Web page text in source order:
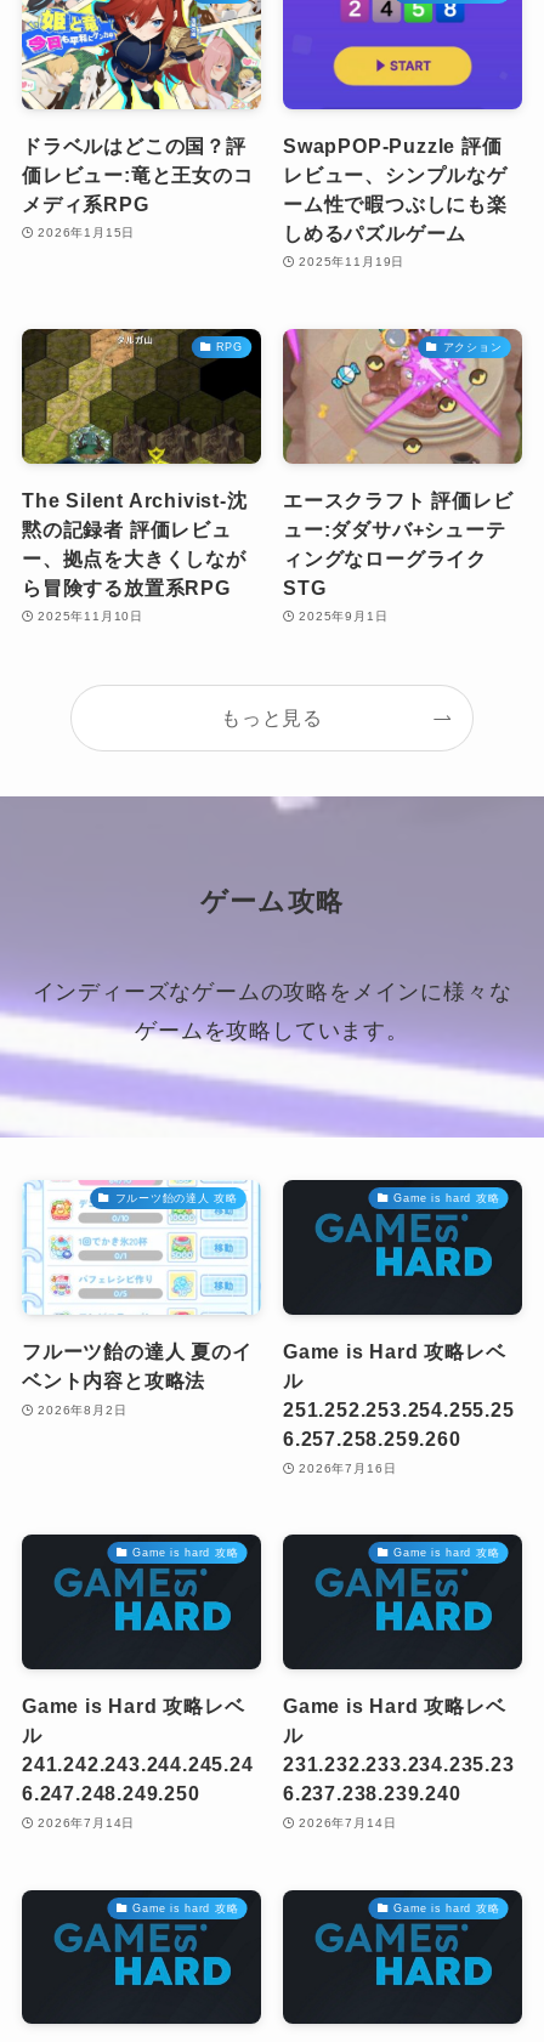
ドラベルはどこの国？評
価レビュー:竜と王女のコ
メディ系RPG
2026年1月15日
SwapPOP-Puzzle 評価
レビュー、シンプルなゲ
ーム性で暇つぶしにも楽
しめるパズルゲーム
2025年11月19日
RPG
The Silent Archivist-沈
黙の記録者 評価レビュ
ー、拠点を大きくしなが
ら冒険する放置系RPG
2025年11月10日
アクション
エースクラフト 評価レビ
ュー:ダダサバ+シューテ
ィングなローグライク
STG
2025年9月1日
もっと見る
ゲーム攻略
インディーズなゲームの攻略をメインに様々な
ゲームを攻略しています。
フルーツ飴の達人 攻略
フルーツ飴の達人 夏のイ
ベント内容と攻略法
2026年8月2日
Game is hard 攻略
Game is Hard 攻略レベ
ル
251.252.253.254.255.25
6.257.258.259.260
2026年7月16日
Game is hard 攻略
Game is Hard 攻略レベ
ル
241.242.243.244.245.24
6.247.248.249.250
2026年7月14日
Game is hard 攻略
Game is Hard 攻略レベ
ル
231.232.233.234.235.23
6.237.238.239.240
2026年7月14日
Game is hard 攻略 Game is hard 攻略